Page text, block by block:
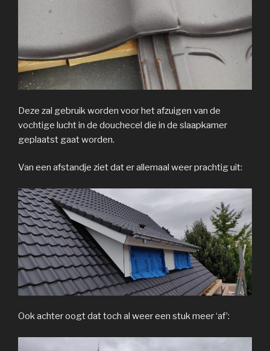
Deze zal gebruik worden voor het afzuigen van de
vochtige lucht in de douchecel die in de slaapkamer
geplaatst gaat worden.
Van een afstandje ziet dat er allemaal weer prachtig uit:
Ook achter oogt dat toch al weer een stuk meer ‘af’: